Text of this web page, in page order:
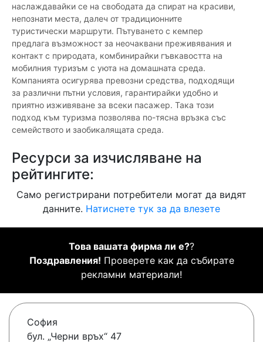
наслаждавайки се на свободата да спират на красиви,
непознати места, далеч от традиционните
туристически маршрути. Пътуването с кемпер
предлага възможност за неочаквани преживявания и
контакт с природата, комбинирайки гъвкавостта на
мобилния туризъм с уюта на домашната среда.
Компанията осигурява превозни средства, подходящи
за различни пътни условия, гарантирайки удобно и
приятно изживяване за всеки пасажер. Така този
подход към туризма позволява по-тясна връзка със
семейството и заобикалящата среда.
Ресурси за изчисляване на
рейтингите:
Само регистрирани потребители могат да видят
данните. Натиснете тук за да влезете
Това вашата фирма ли е??
Поздравления! Проверете как да събирате
рекламни материали!
София
бул. „Черни връх“ 47